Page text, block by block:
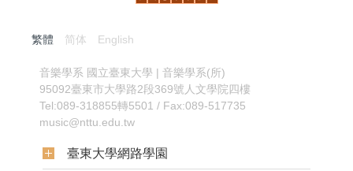
繁體 简体
English
音樂學系 國立臺東大學 | 音樂學系(所)
95092臺東市大學路2段369號人文學院四樓
Tel:089-318855轉5501 / Fax:089-517735
music@nttu.edu.tw
臺東大學網路學園